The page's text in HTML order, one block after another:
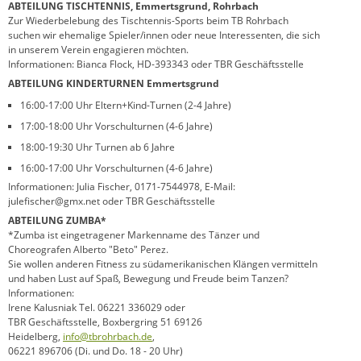
ABTEILUNG TISCHTENNIS, Emmertsgrund, Rohrbach
Zur Wiederbelebung des Tischtennis-Sports beim TB Rohrbach
suchen wir ehemalige Spieler/innen oder neue Interessenten, die sich
in unserem Verein engagieren möchten.
Informationen: Bianca Flock, HD-393343 oder TBR Geschäftsstelle
ABTEILUNG KINDERTURNEN Emmertsgrund
16:00-17:00 Uhr Eltern+Kind-Turnen (2-4 Jahre)
17:00-18:00 Uhr Vorschulturnen (4-6 Jahre)
18:00-19:30 Uhr Turnen ab 6 Jahre
16:00-17:00 Uhr Vorschulturnen (4-6 Jahre)
Informationen: Julia Fischer, 0171-7544978, E-Mail:
julefischer@gmx.net oder TBR Geschäftsstelle
ABTEILUNG ZUMBA*
*Zumba ist eingetragener Markenname des Tänzer und
Choreografen Alberto "Beto" Perez.
Sie wollen anderen Fitness zu südamerikanischen Klängen vermitteln
und haben Lust auf Spaß, Bewegung und Freude beim Tanzen?
Informationen:
Irene Kalusniak Tel. 06221 336029 oder
TBR Geschäftsstelle, Boxbergring 51 69126
Heidelberg, info@tbrohrbach.de,
06221 896706 (Di. und Do. 18 - 20 Uhr)